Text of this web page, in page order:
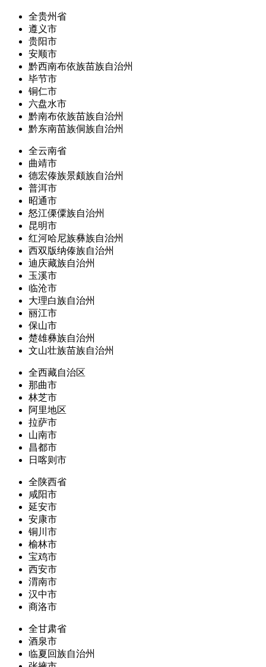
全贵州省
遵义市
贵阳市
安顺市
黔西南布依族苗族自治州
毕节市
铜仁市
六盘水市
黔南布依族苗族自治州
黔东南苗族侗族自治州
全云南省
曲靖市
德宏傣族景颇族自治州
普洱市
昭通市
怒江傈僳族自治州
昆明市
红河哈尼族彝族自治州
西双版纳傣族自治州
迪庆藏族自治州
玉溪市
临沧市
大理白族自治州
丽江市
保山市
楚雄彝族自治州
文山壮族苗族自治州
全西藏自治区
那曲市
林芝市
阿里地区
拉萨市
山南市
昌都市
日喀则市
全陕西省
咸阳市
延安市
安康市
铜川市
榆林市
宝鸡市
西安市
渭南市
汉中市
商洛市
全甘肃省
酒泉市
临夏回族自治州